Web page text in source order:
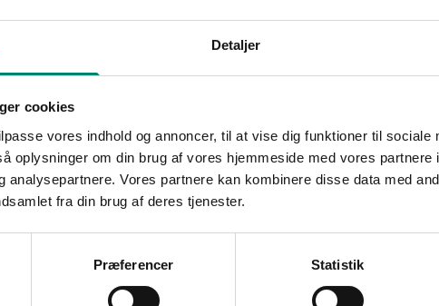
Detaljer
cookies
vores indhold og annoncer, til at vise dig funktioner til sociale
oplysninger om din brug af vores hjemmeside med vores partnere
analysepartnere. Vores partnere kan kombinere disse data med
fra din brug af deres tjenester.
Præferencer Statistik